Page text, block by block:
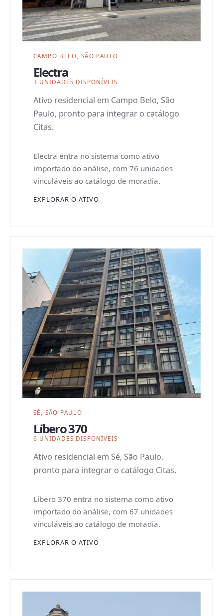
CAMPO BELO, SÃO PAULO
Electra
3 UNIDADES DISPONÍVEIS
Ativo residencial em Campo Belo, São
Paulo, pronto para integrar o catálogo
Citas.
Electra entra no sistema como ativo
importado do análise, com 76 unidades
vinculáveis ao catálogo de moradia.
EXPLORAR O ATIVO
SÉ, SÃO PAULO
Líbero 370
6 UNIDADES DISPONÍVEIS
Ativo residencial em Sé, São Paulo,
pronto para integrar o catálogo Citas.
Líbero 370 entra no sistema como ativo
importado do análise, com 67 unidades
vinculáveis ao catálogo de moradia.
EXPLORAR O ATIVO